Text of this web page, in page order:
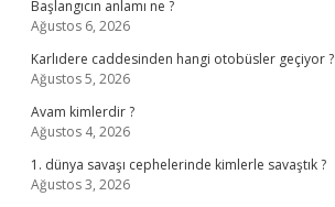
Başlangıcın anlamı ne ?
Ağustos 6, 2026
Karlıdere caddesinden hangi otobüsler geçiyor ?
Ağustos 5, 2026
Avam kimlerdir ?
Ağustos 4, 2026
1. dünya savaşı cephelerinde kimlerle savaştık ?
Ağustos 3, 2026